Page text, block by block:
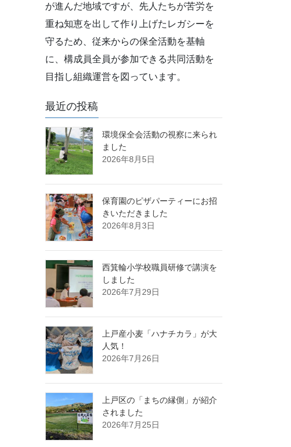
が進んだ地域ですが、先人たちが苦労を
重ね知恵を出して作り上げたレガシーを
守るため、従来からの保全活動を基軸
に、構成員全員が参加できる共同活動を
目指し組織運営を図っています。
最近の投稿
環境保全会活動の視察に来られ
ました
2026年8月5日
保育園のピザパーティーにお招
きいただきました
2026年8月3日
西箕輪小学校職員研修で講演を
しました
2026年7月29日
上戸産小麦「ハナチカラ」が大
人気！
2026年7月26日
上戸区の「まちの縁側」が紹介
されました
2026年7月25日